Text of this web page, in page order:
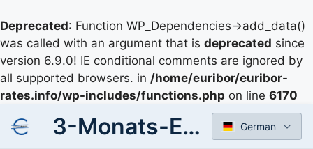
Deprecated: Function WP_Dependencies->add_data()
was called with an argument that is deprecated since
version 6.9.0! IE conditional comments are ignored by
all supported browsers. in /home/euribor/euribor-
rates.info/wp-includes/functions.php on line 6170
3-Monats-Euribor-Zinssatz German